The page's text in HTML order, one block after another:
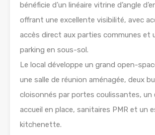
bénéficie d’un linéaire vitrine d’angle
offrant une excellente visibilité, avec
accès direct aux parties communes et
parking en sous-sol.
Le local développe un grand open-
une salle de réunion aménagée, deux
cloisonnés par portes coulissantes, un
accueil en place, sanitaires PMR et un
kitchenette.